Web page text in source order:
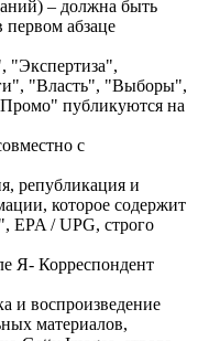
– должна быть
первом абзаце
"Экспертиза",
"Власть", "Выборы",
публикуются на
с
републикация и
которое содержит
EPA / UPG, строго
Я- Корреспондент
и воспроизведение
материалов,